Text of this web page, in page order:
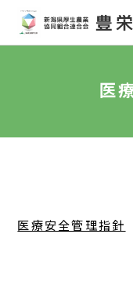
医
医療安全管理指針